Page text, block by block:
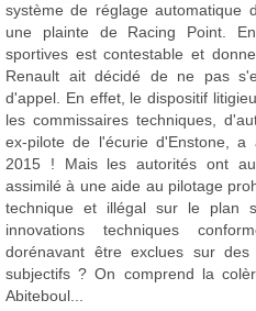
système de réglage automatique
une plainte de Racing Point.
sportives est contestable et
Renault ait décidé de ne pas
d'appel. En effet, le dispositif
les commissaires techniques,
ex-pilote de l'écurie d'Enstone,
2015 ! Mais les autorités ont
assimilé à une aide au pilotage
technique et illégal sur le plan
innovations techniques
dorénavant être exclues sur
subjectifs ? On comprend la
Abiteboul...